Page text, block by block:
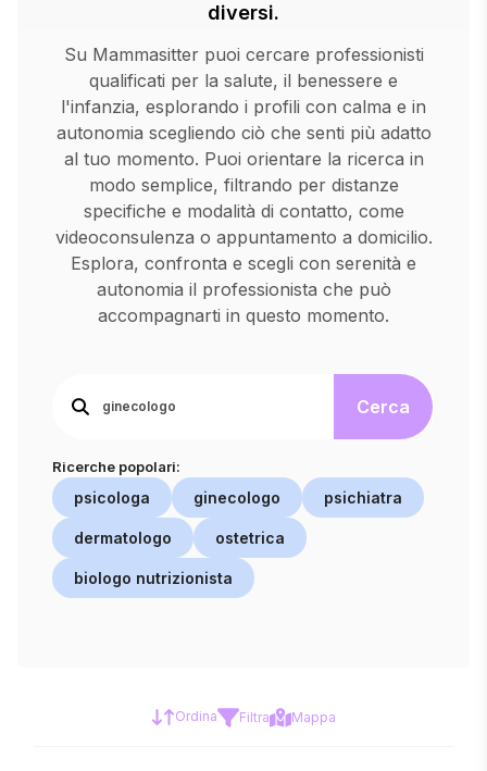
diversi.
Su Mammasitter puoi cercare professionisti
qualificati per la salute, il benessere e
l'infanzia, esplorando i profili con calma e in
autonomia scegliendo ciò che senti più adatto
al tuo momento. Puoi orientare la ricerca in
modo semplice, filtrando per distanze
specifiche e modalità di contatto, come
videoconsulenza o appuntamento a domicilio.
Esplora, confronta e scegli con serenità e
autonomia il professionista che può
accompagnarti in questo momento.
Cerca
Ricerche popolari:
psicologa ginecologo psichiatra
dermatologo ostetrica
biologo nutrizionista
Ordina Filtra Mappa